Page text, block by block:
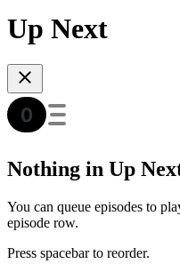
Up Next
Nothing in Up
You can queue episodes to
episode row.
Press spacebar to reorder.